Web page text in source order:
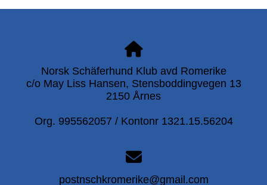
Norsk Schäferhund Klub avd Romerike
c/o May Liss Hansen, Stensboddingvegen 13
2150 Årnes
Org. 995562057 / Kontonr 1321.15.56204
postnschkromerike@gmail.com